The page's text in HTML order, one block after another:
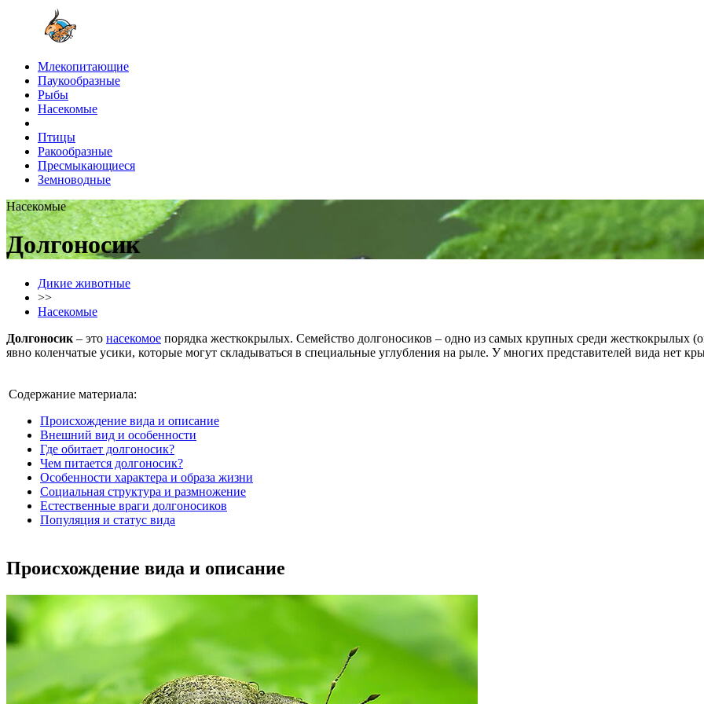
Млекопитающие
Паукообразные
Рыбы
Насекомые
Птицы
Ракообразные
Пресмыкающиеся
Земноводные
Насекомые
Долгоносик
Дикие животные
>>
Насекомые
Долгоносик – это насекомое порядка жесткокрылых. Семейство долгоносиков – одно из самых крупных среди жесткокрылых
явно коленчатые усики, которые могут складываться в специальные углубления на рыле. У многих представителей вида нет
Содержание материала:
Происхождение вида и описание
Внешний вид и особенности
Где обитает долгоносик?
Чем питается долгоносик?
Особенности характера и образа жизни
Социальная структура и размножение
Естественные враги долгоносиков
Популяция и статус вида
Происхождение вида и описание